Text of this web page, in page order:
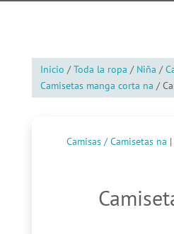
Inicio /Toda la ropa / Niña /
Camisetas manga corta na /
Camisas / Camisetas na